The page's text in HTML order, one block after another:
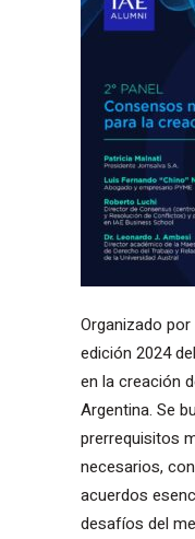
Organizado
edición 2024
en la creación
Argentina. Se
prerrequisitos
necesarios,
acuerdos
desafíos del